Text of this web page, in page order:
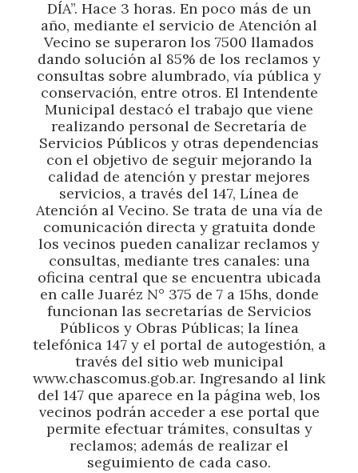
DÍA”. Hace 3 horas. En poco más de un
año, mediante el servicio de Atención al
Vecino se superaron los 7500 llamados
dando solución al 85% de los reclamos y
consultas sobre alumbrado, vía pública y
conservación, entre otros. El Intendente
Municipal destacó el trabajo que viene
realizando personal de Secretaría de
Servicios Públicos y otras dependencias
con el objetivo de seguir mejorando la
calidad de atención y prestar mejores
servicios, a través del 147, Línea de
Atención al Vecino. Se trata de una vía de
comunicación directa y gratuita donde
los vecinos pueden canalizar reclamos y
consultas, mediante tres canales: una
oficina central que se encuentra ubicada
en calle Juaréz N° 375 de 7 a 15hs, donde
funcionan las secretarías de Servicios
Públicos y Obras Públicas; la línea
telefónica 147 y el portal de autogestión, a
través del sitio web municipal
www.chascomus.gob.ar. Ingresando al link
del 147 que aparece en la página web, los
vecinos podrán acceder a ese portal que
permite efectuar trámites, consultas y
reclamos; además de realizar el
seguimiento de cada caso.